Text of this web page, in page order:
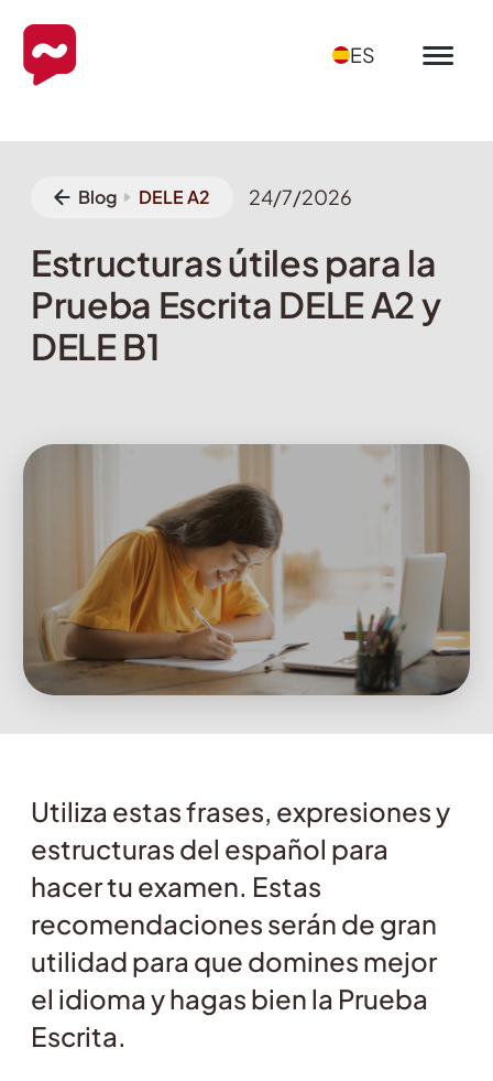
ES
Blog DELE A2 24/7/2026
Estructuras útiles para la
Prueba Escrita DELE A2 y
DELE B1
Utiliza estas frases, expresiones y
estructuras del español para
hacer tu examen. Estas
recomendaciones serán de gran
utilidad para que domines mejor
el idioma y hagas bien la Prueba
Escrita.